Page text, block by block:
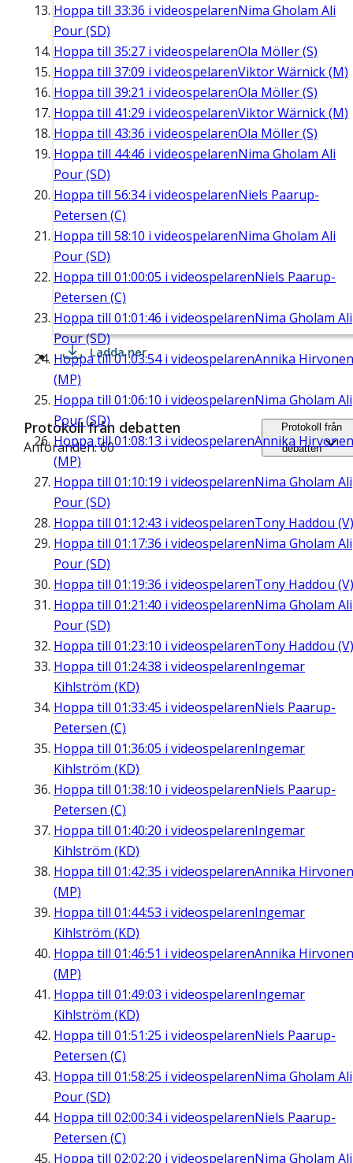
Hoppa till 33:36 i videospelarenNima Gholam Ali
Pour (SD)
Hoppa till 35:27 i videospelarenOla Möller (S)
Hoppa till 37:09 i videospelarenViktor Wärnick (M)
Hoppa till 39:21 i videospelarenOla Möller (S)
Hoppa till 41:29 i videospelarenViktor Wärnick (M)
Hoppa till 43:36 i videospelarenOla Möller (S)
Hoppa till 44:46 i videospelarenNima Gholam Ali
Pour (SD)
Hoppa till 56:34i videospelarenNiels Paarup-
Petersen (C)
Hoppa till 58:10 i videospelarenNima Gholam Ali
Pour (SD)
Hoppa till 01:00:05 i videospelarenNiels Paarup-
Petersen (C)
Hoppa till 01:01:46 i videospelarenNima Gholam Ali
Pour (SD)
Hoppa till01:03:54i videospelarenAnnika Hirvonen
(MP)
Hoppa till 01:06:10 i videospelarenNima Gholam Ali
Pour (SD)
Hoppa till01:08:13 i videospelarenAnnika Hirvonen
(MP)
Hoppa till 01:10:19 i videospelarenNima Gholam Ali
Pour (SD)
Hoppa till 01:12:43 i videospelarenTony Haddou (V)
Hoppa till 01:17:36 i videospelarenNima Gholam Ali
Pour (SD)
Hoppa till 01:19:36 i videospelarenTony Haddou (V)
Hoppa till 01:21:40 i videospelarenNima Gholam Ali
Pour (SD)
Hoppa till 01:23:10 i videospelarenTony Haddou (V)
Hoppa till 01:24:38 i videospelarenIngemar
Kihlström (KD)
Hoppa till 01:33:45 i videospelarenNiels Paarup-
Petersen (C)
Hoppa till 01:36:05 i videospelarenIngemar
Kihlström (KD)
Hoppa till 01:38:10 i videospelarenNiels Paarup-
Petersen (C)
Hoppa till 01:40:20 i videospelarenIngemar
Kihlström (KD)
Hoppa till 01:42:35 i videospelarenAnnika Hirvonen
(MP)
Hoppa till 01:44:53 i videospelarenIngemar
Kihlström (KD)
Hoppa till 01:46:51 i videospelarenAnnika Hirvonen
(MP)
Hoppa till 01:49:03 i videospelarenIngemar
Kihlström (KD)
Hoppa till 01:51:25 i videospelarenNiels Paarup-
Petersen (C)
Hoppa till 01:58:25 i videospelarenNima Gholam Ali
Pour (SD)
Hoppa till 02:00:34i videospelarenNiels Paarup-
Petersen (C)
Hoppa till 02:02:20 i videospelarenNima Gholam Ali
Ladda ner
Protokoll från debatten
Anföranden: 60
Protokoll från
debatten